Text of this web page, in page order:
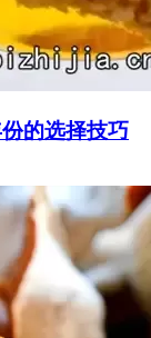
的选择技巧